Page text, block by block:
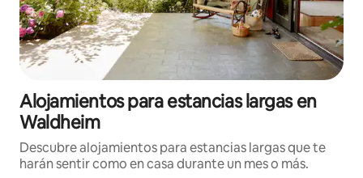
Alojamientos para estancias largas en
Waldheim
Descubre alojamientos para estancias largas que te
harán sentir como en casa durante un mes o más.